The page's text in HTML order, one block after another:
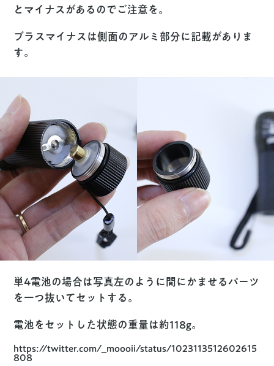
とマイナスがあるのでご注意を。
ブラスマイナスは側面のアルミ部分に記載がありま
す。
単4電池の場合は写真左のように間にかませるパーツ
を一つ抜いてセットする。
電池をセットした状態の重量は約118g。
https://twitter.com/_moooii/status/1023113512602615
808